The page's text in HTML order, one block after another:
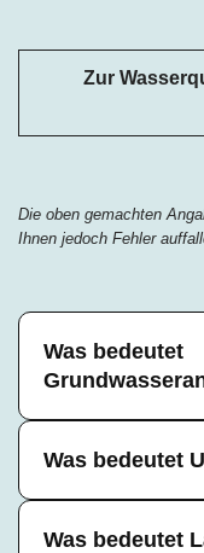
Zur
Die oben gemachten
Ihnen jedoch Fehler
Was bedeutet
Was bedeutet
Was bedeutet